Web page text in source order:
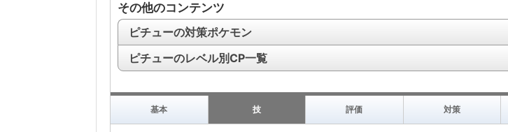
その他のコンテンツ
ピチューの対策ポケモン
ピチューのレベル別CP一覧
基本 技 評価 対策